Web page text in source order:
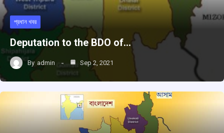
প্রধান খবর
Deputation to the BDO of…
By admin Sep 2, 2021